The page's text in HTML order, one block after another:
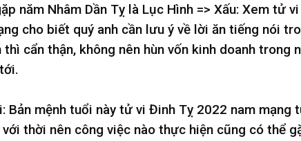
năm Nhâm Dần Tỵ là Lục Hình => Xấu: Xem tử
cho biết quý anh cần lưu ý về lời ăn tiếng nói
thì cẩn thận, không nên hùn vốn kinh doanh trong
Bản mệnh tuổi này tử vi Đinh Tỵ 2022 nam mạng
thời nên công việc nào thực hiện cũng có thể